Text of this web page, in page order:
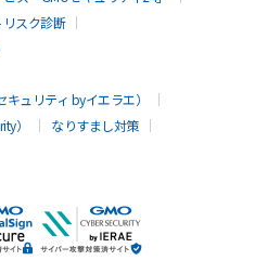
スク診断
ュリティ byイエラエ）
）
なりすまし対策